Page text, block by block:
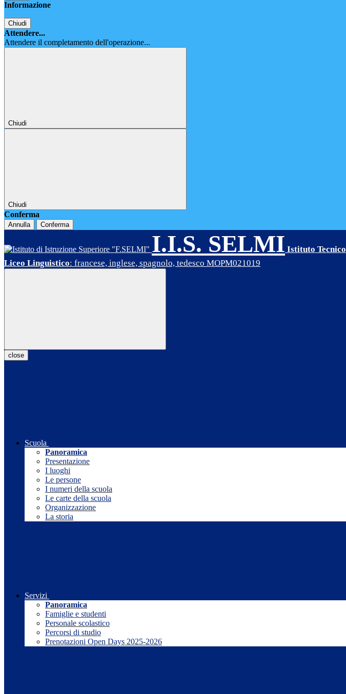
Informazione
Chiudi
Attendere...
Attendere il completamento dell'operazione...
Chiudi
Chiudi
Conferma
Annulla Conferma
I.I.S. SELMI Istituto Tecnico
Liceo Linguistico: francese, inglese, spagnolo, tedesco MOPM021019
close
Scuola
Panoramica
Presentazione
I luoghi
Le persone
I numeri della scuola
Le carte della scuola
Organizzazione
La storia
Servizi
Panoramica
Famiglie e studenti
Personale scolastico
Percorsi di studio
Prenotazioni Open Days 2025-2026